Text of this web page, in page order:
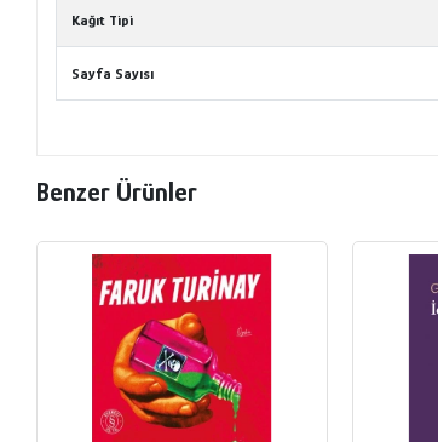
Kağıt Tipi
Sayfa Sayısı
Benzer Ürünler